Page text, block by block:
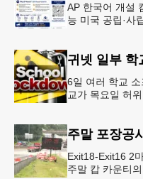
AP 한국어 개설
능 미국 공립·사
귀넷 일부 학
6일 여러 학교
교가 목요일 허
Exit18-Exit16 2
주말 캅 카운티